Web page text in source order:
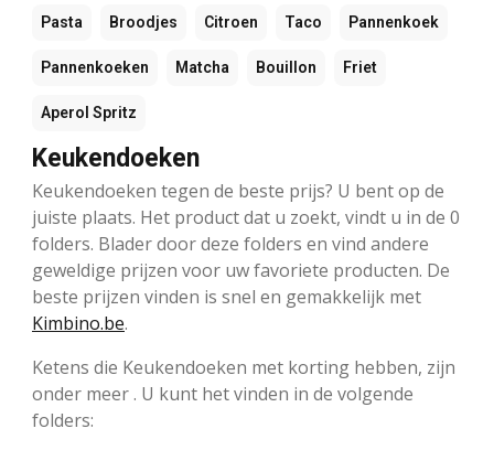
Pasta Broodjes Citroen Taco Pannenkoek
Pannenkoeken Matcha Bouillon Friet
Aperol Spritz
Keukendoeken
Keukendoeken tegen de beste prijs? U bent op de
juiste plaats. Het product dat u zoekt, vindt u in de 0
folders. Blader door deze folders en vind andere
geweldige prijzen voor uw favoriete producten. De
beste prijzen vinden is snel en gemakkelijk met
Kimbino.be.
Ketens die Keukendoeken met korting hebben, zijn
onder meer . U kunt het vinden in de volgende
folders: